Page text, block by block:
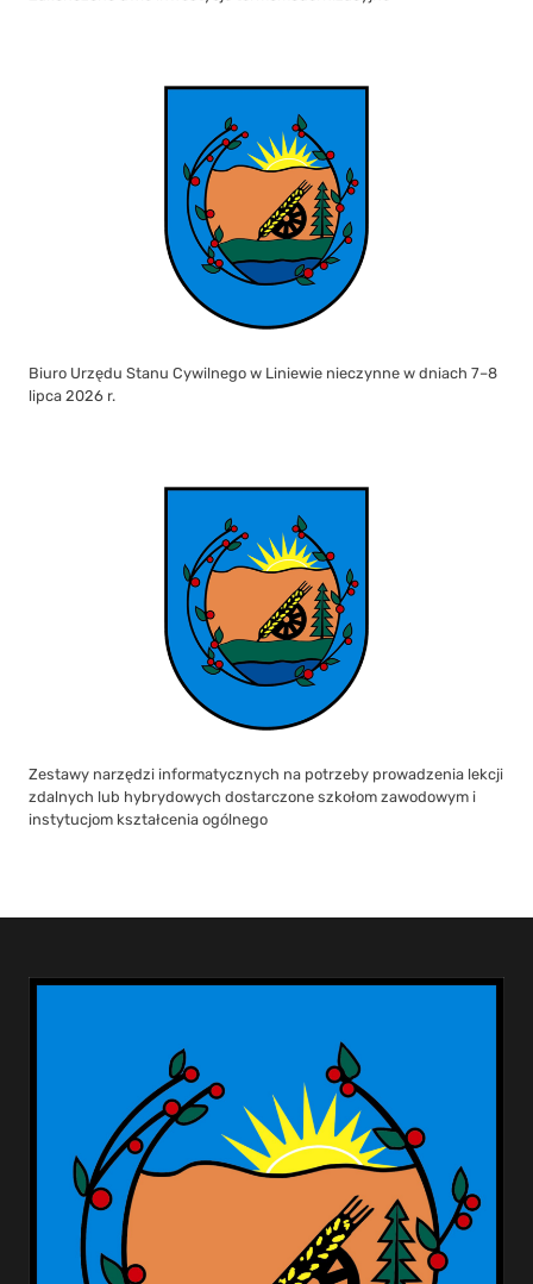
Biuro Urzędu Stanu Cywilnego w Liniewie nieczynne w dniach 7–8
lipca 2026 r.
Zestawy narzędzi informatycznych na potrzeby prowadzenia lekcji
zdalnych lub hybrydowych dostarczone szkołom zawodowym i
instytucjom kształcenia ogólnego